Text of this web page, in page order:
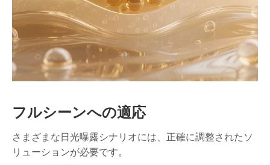
フルシーンへの適応
さまざまな日光曝露シナリオには、正確に調整されたソ
リューションが必要です。